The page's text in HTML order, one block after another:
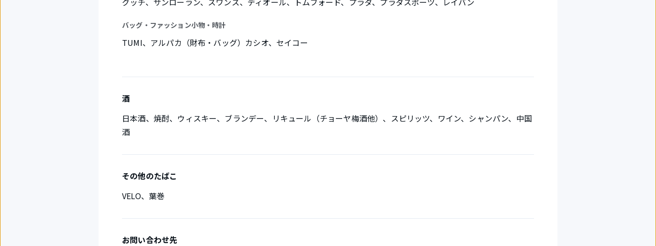
バッグ・ファッション小物・時計
TUMI、アルパカ（財布・バッグ）カシオ、セイコー
酒
日本酒、焼酎、ウィスキー、ブランデー、リキュール（チョーヤ梅酒他）、スピリッツ、ワイン、シャンパン、中国
酒
その他のたばこ
VELO、葉巻
お問い合わせ先